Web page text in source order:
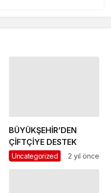
BÜYÜKŞEHİR’DEN
ÇİFTÇİYE DESTEK
Uncategorized 2 yıl önce